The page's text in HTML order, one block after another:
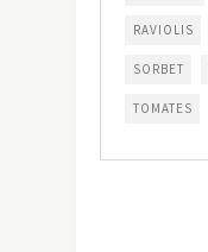
RAVIOLIS
SORBET
TOMATES